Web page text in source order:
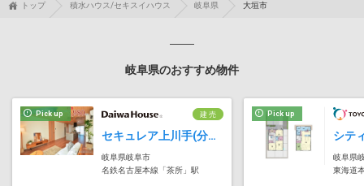
トップ 積水ハウス/セキスイハウス 岐阜県 大垣市
岐阜県のおすすめ物件
Pick up 建 売
セキュレア上川手(分譲住宅)
岐阜県岐阜市
名鉄名古屋本線「茶所」駅
Pick up
岐阜県
東海道